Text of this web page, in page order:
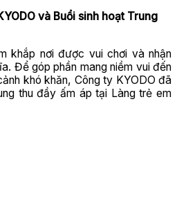
và Buổi sinh hoạt Trung
khắp nơi được vui chơi và nhận
Để góp phần mang niềm vui đến
khó khăn, Công ty KYODO đã
thu đầy ấm áp tại Làng trẻ em